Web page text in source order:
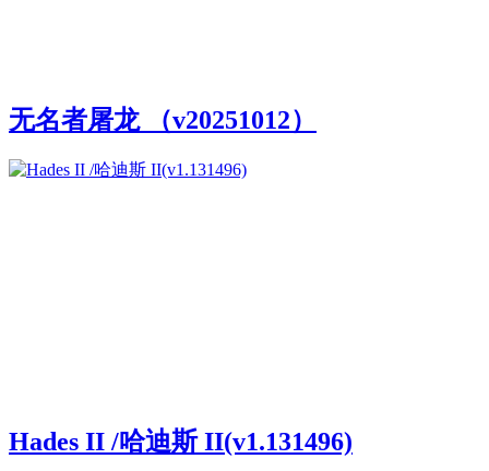
无名者屠龙 （v20251012）
Hades II /哈迪斯 II(v1.131496)